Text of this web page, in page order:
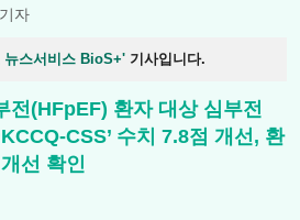
자
뉴스서비스 BioS+' 기사입니다.
전(HFpEF) 환자 대상 심부전
CSS’ 수치 7.8점 개선, 환
선 확인